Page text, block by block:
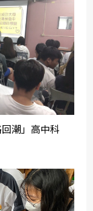
潮」高中科